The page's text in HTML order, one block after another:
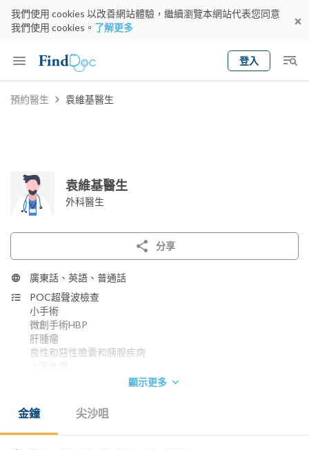
我們使用 cookies 以改善網站體驗，繼續瀏覽本網站代表您同意
我們使用 cookies。 了解更多
登入
Keyword
預約醫生 袁維基醫生
袁維基醫生
外科醫生
分享
廣東話、英語、普通話
POC超聲波檢查
小手術
微創手術HBP
肝腫瘤
良性和惡性膽囊和胰腺疾病
英國格拉斯哥皇家外科醫學院院士 1987
顯示更多
金鐘 尖沙咀